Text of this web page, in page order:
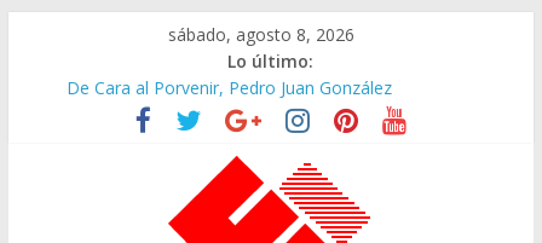
contenido
sábado, agosto 8, 2026
Lo último:
De Cara al Porvenir, Pedro Juan González
Altos Cargos y Envigadeños
Felices en la Fiesta de las Flores
Ministra de Cultura y Centro de Historia de Envigado